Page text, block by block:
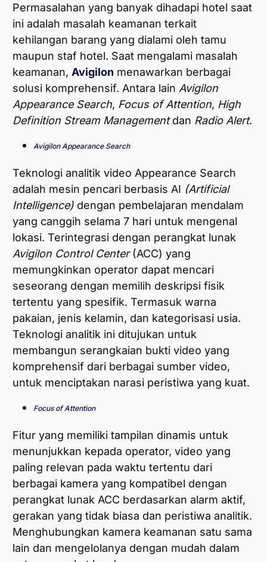
Permasalahan yang banyak dihadapi hotel saat
ini adalah masalah keamanan terkait
kehilangan barang yang dialami oleh tamu
maupun staf hotel. Saat mengalami masalah
keamanan, Avigilon menawarkan berbagai
solusi komprehensif. Antara lain Avigilon
Appearance Search, Focus of Attention, High
Definition Stream Managementdan Radio Alert.
Avigilon Appearance Search
Teknologi analitik video Appearance Search
adalah mesin pencari berbasis AI (Artificial
Intelligence) dengan pembelajaran mendalam
yang canggih selama 7 hari untuk mengenal
lokasi. Terintegrasi dengan perangkat lunak
Avigilon Control Center(ACC) yang
memungkinkan operator dapat mencari
seseorang dengan memilih deskripsi fisik
tertentu yang spesifik. Termasuk warna
pakaian, jenis kelamin, dan kategorisasi usia.
Teknologi analitik ini ditujukan untuk
membangun serangkaian bukti video yang
komprehensif dari berbagai sumber video,
untuk menciptakan narasi peristiwa yang kuat.
Focus of Attention
Fitur yang memiliki tampilan dinamis untuk
menunjukkan kepada operator, video yang
paling relevan pada waktu tertentu dari
berbagai kamera yang kompatibel dengan
perangkat lunak ACC berdasarkan alarm aktif,
gerakan yang tidak biasa dan peristiwa analitik.
Menghubungkan kamera keamanan satu sama
lain dan mengelolanya dengan mudah dalam